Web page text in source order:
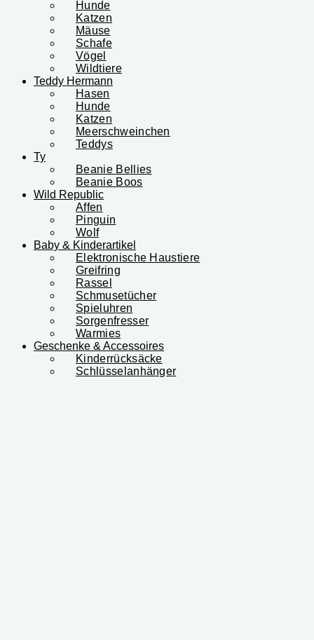
Hunde
Katzen
Mäuse
Schafe
Vögel
Wildtiere
Teddy Hermann
Hasen
Hunde
Katzen
Meerschweinchen
Teddys
Ty
Beanie Bellies
Beanie Boos
Wild Republic
Affen
Pinguin
Wolf
Baby & Kinderartikel
Elektronische Haustiere
Greifring
Rassel
Schmusetücher
Spieluhren
Sorgenfresser
Warmies
Geschenke & Accessoires
Kinderrücksäcke
Schlüsselanhänger